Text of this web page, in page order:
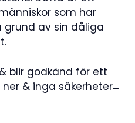
som har
grund av sin dåliga
blir godkänd för ett
& inga säkerheter